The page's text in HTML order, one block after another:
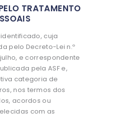
TRATAMENTO
identificado, cuja
pelo Decreto-Lei n.º
e correspondente
pela ASF e,
categoria de
nos termos dos
acordos ou
com as